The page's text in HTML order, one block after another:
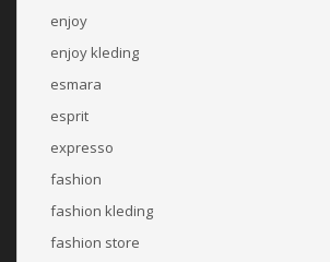
enjoy
enjoy kleding
esmara
esprit
expresso
fashion
fashion kleding
fashion store